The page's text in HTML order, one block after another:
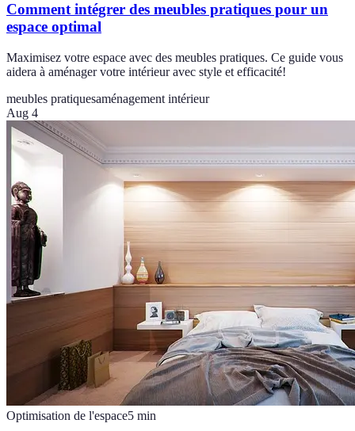
Comment intégrer des meubles pratiques pour un
espace optimal
Maximisez votre espace avec des meubles pratiques. Ce guide vous
aidera à aménager votre intérieur avec style et efficacité!
meubles pratiquesaménagement intérieur
Aug 4
Optimisation de l'espace5 min